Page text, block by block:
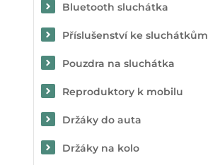
Bluetooth sluchátka
Příslušenství ke sluchátkům
Pouzdra na sluchátka
Reproduktory k mobilu
Držáky do auta
Držáky na kolo